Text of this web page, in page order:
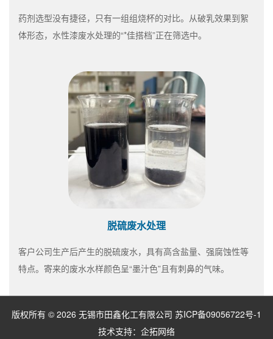
药剂选型没有捷径，只有一组组烧杯的对比。从破乳效果到絮
体形态，水性漆废水处理的“*佳搭档”正在筛选中。
脱硫废水处理
客户公司生产后产生的脱硫废水，具有高含盐量、强腐蚀性等
特点。寄来的废水水样颜色呈“墨汁色”且有刺鼻的气味。
版权所有 © 2026 无锡市田鑫化工有限公司 苏ICP备09056722号-1
技术支持： 企拓网络